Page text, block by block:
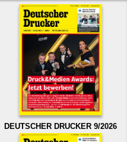
DEUTSCHER DRUCKER 9/2026